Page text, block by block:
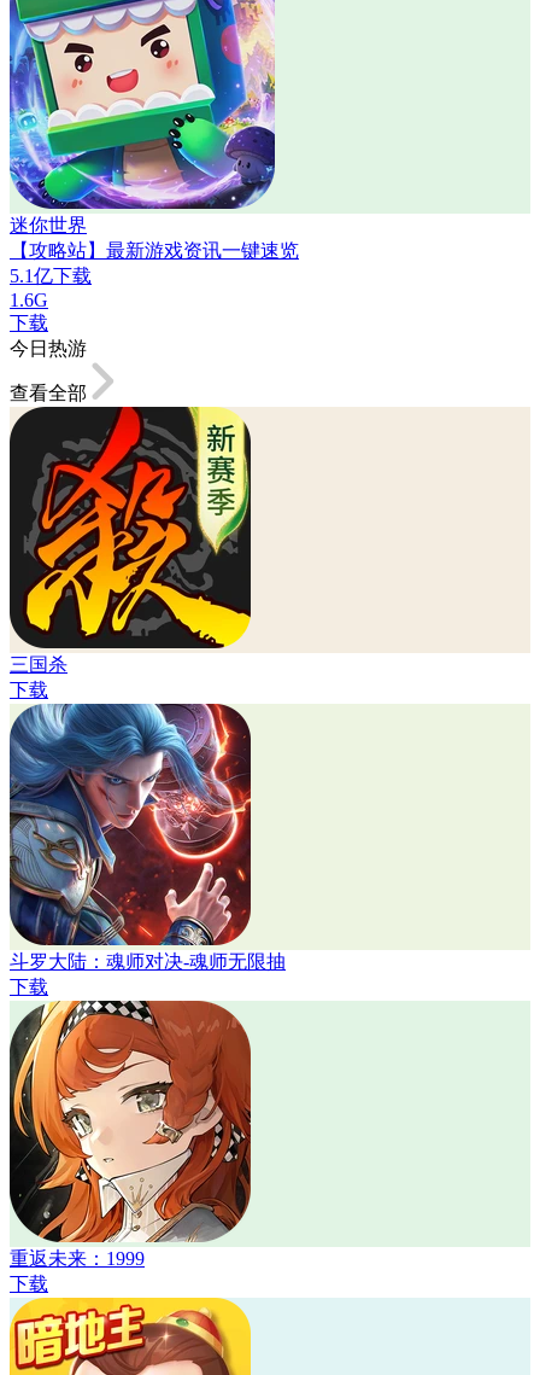
迷你世界
【攻略站】最新游戏资讯一键速览
5.1亿下载
1.6G
下载
今日热游
查看全部
三国杀
下载
斗罗大陆：魂师对决-魂师无限抽
下载
重返未来：1999
下载